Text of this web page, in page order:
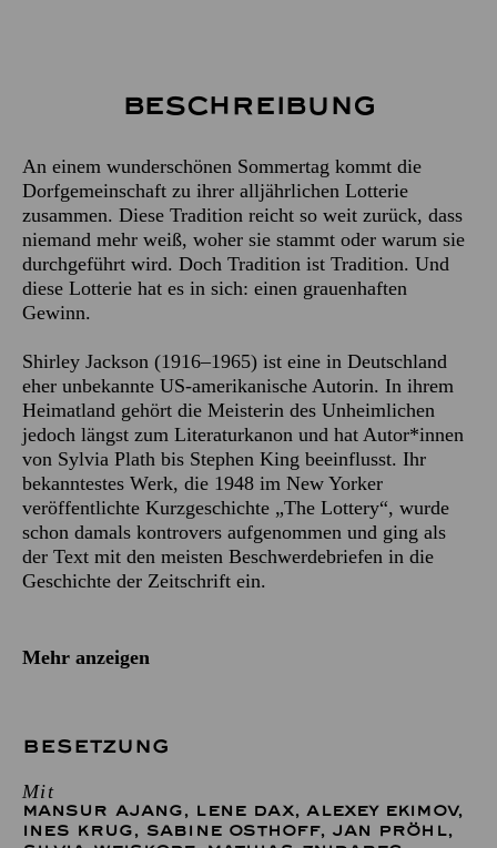
Beschreibung
An einem wunderschönen Sommertag kommt die
Dorfgemeinschaft zu ihrer alljährlichen Lotterie
zusammen. Diese Tradition reicht so weit zurück, dass
niemand mehr weiß, woher sie stammt oder warum sie
durchgeführt wird. Doch Tradition ist Tradition. Und
diese Lotterie hat es in sich: einen grauenhaften
Gewinn.
Shirley Jackson (1916–1965) ist eine in Deutschland
eher unbekannte US-amerikanische Autorin. In ihrem
Heimatland gehört die Meisterin des Unheimlichen
jedoch längst zum Literaturkanon und hat Autor*innen
von Sylvia Plath bis Stephen King beeinflusst. Ihr
bekanntestes Werk, die 1948 im New Yorker
veröffentlichte Kurzgeschichte „The Lottery“, wurde
schon damals kontrovers aufgenommen und ging als
der Text mit den meisten Beschwerdebriefen in die
Geschichte der Zeitschrift ein.
Mehr anzeigen
BESETZUNG
Mit
MANSUR AJANG, LENE DAX,ALEXEY EKIMOV,
INES KRUG, SABINE OSTHOFF, JAN PRÖHL,